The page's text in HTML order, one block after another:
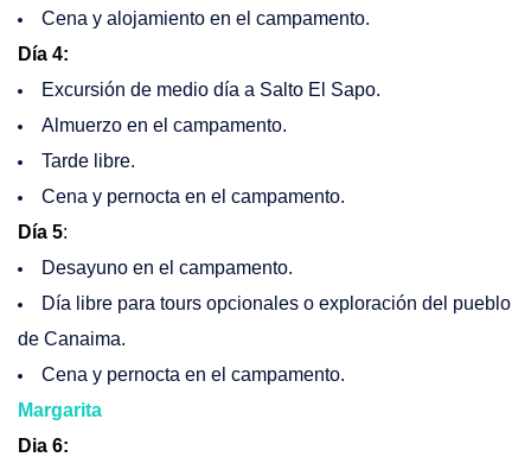
Cena y alojamiento en el campamento.
Día 4:
Excursión de medio día a Salto El Sapo.
Almuerzo en el campamento.
Tarde libre.
Cena y pernocta en el campamento.
Día 5:
Desayuno en el campamento.
Día libre para tours opcionales o exploración del pueblo
de Canaima.
Cena y pernocta en el campamento.
Margarita
Dia 6: